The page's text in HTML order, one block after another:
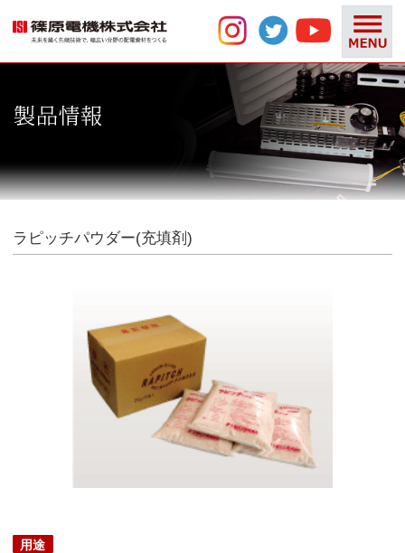
ラピッチパウダー(充填剤)
用途